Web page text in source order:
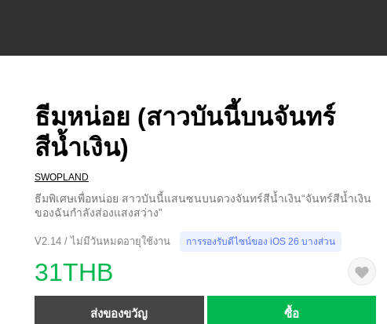
ธีมหน่อย (สาวบันนี้บนจันทร์
สีน้ำเงิน)
SWOPLAND
ธีมพิเศษเพื่อหน่อย สาวบันนี้แสนซนบนดวงจันทร์สีน้ำเงิน“จันทร์สีน้ำเงิน
ของฉันกำลังส่องแสงสว่าง”
V2.14 / ไม่มีวันหมดอายุใช้งาน การรองรับดีไซน์ของ iOS 26 บางส่วน
31THB
ส่งของขวัญ ซื้อ